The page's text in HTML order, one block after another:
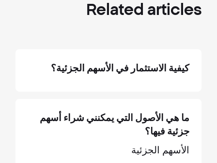
Related articles
كيفية الاستثمار في الأسهم الجزئية؟
ما هي الأصول التي يمكنني شراء أسهم
جزئية فيها؟
الأسهم الجزئية